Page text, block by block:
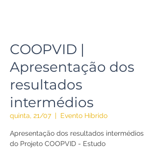
COOPVID |
Apresentação dos
resultados
intermédios
quinta, 21/07
  |
Evento Híbrido
Apresentação dos resultados intermédios
do Projeto COOPVID - Estudo